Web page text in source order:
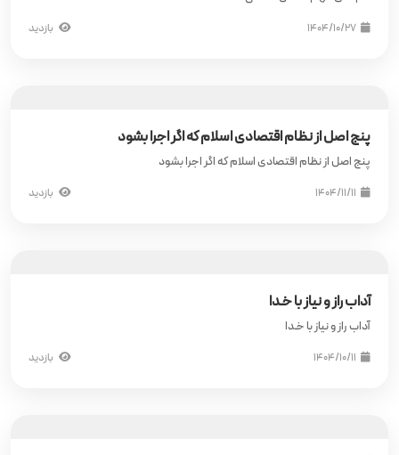
۱۴۰۴/۱۰/۲۷ بازدید
پنج اصل از نظام اقتصادی اسلام که اگر اجرا بشود
پنج اصل از نظام اقتصادی اسلام که اگر اجرا بشود
۱۴۰۴/۱۱/۱۱ بازدید
آداب راز و نیاز با خـدا
آداب راز و نیاز با خـدا
۱۴۰۴/۱۰/۱۱ بازدید